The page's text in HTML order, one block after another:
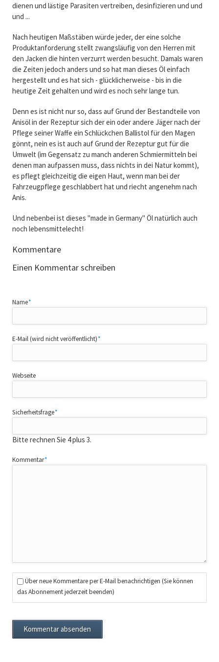
dienen und lästige Parasiten vertreiben, desinfizieren und und
und ...
Nach heutigen Maßstäben würde jeder, der eine solche
Produktanforderung stellt zwangsläufig von den Herren mit
den Jacken die hinten verzurrt werden besucht. Damals waren
die Zeiten jedoch anders und so hat man dieses Öl einfach
hergestellt und es hat sich - glücklicherweise - bis in die
heutige Zeit gehalten und wird es noch sehr lange tun.
Denn es ist nicht nur so, dass auf Grund der Bestandteile von
Anisöl in der Rezeptur sich der ein oder andere Jäger nach der
Pflege seiner Waffe ein Schlückchen Ballistol für den Magen
gönnt, nein es ist auch auf Grund der Rezeptur gut für die
Umwelt (im Gegensatz zu manch anderen Schmiermitteln bei
denen man aufpassen muss, dass nichts in dei Natur kommt),
es pflegt gleichzeitig die eigen Haut, wenn man bei der
Fahrzeugpflege geschlabbert hat und riecht angenehm nach
Anis.
Und nebenbei ist dieses "made in Germany" Öl natürlich auch
noch lebensmittelecht!
Kommentare
Einen Kommentar schreiben
Pflichtfeld
Name*
Pflichtfeld
E-Mail (wird nicht veröffentlicht)*
Webseite
Pflichtfeld
Sicherheitsfrage*
Bitte rechnen Sie 4 plus 3.
Pflichtfeld
Kommentar*
Über neue Kommentare per E-Mail benachrichtigen (Sie können
das Abonnement jederzeit beenden)
Kommentar absenden